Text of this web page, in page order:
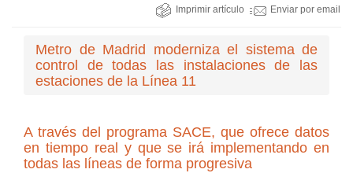
Imprimir artículo Enviar por email
Metro de Madrid moderniza el sistema de
control de todas las instalaciones de las
estaciones de la Línea 11
A través del programa SACE, que ofrece datos
en tiempo real y que se irá implementando en
todas las líneas de forma progresiva